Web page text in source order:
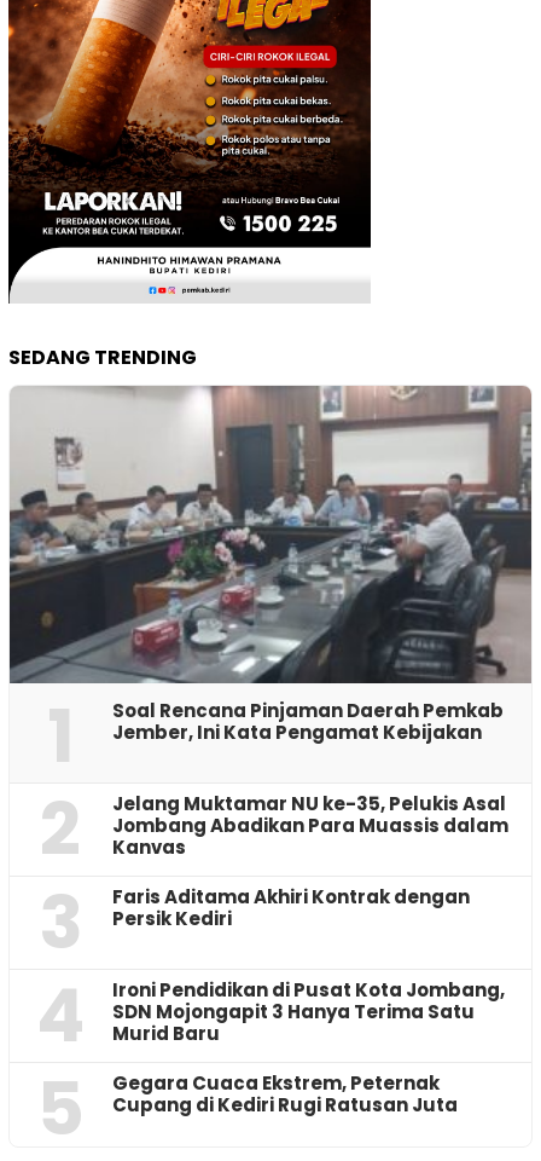
SEDANG TRENDING
1
‎Soal Rencana Pinjaman Daerah Pemkab
Jember, Ini Kata Pengamat Kebijakan ‎
2
Jelang Muktamar NU ke-35, Pelukis Asal
Jombang Abadikan Para Muassis dalam
Kanvas
3
Faris Aditama Akhiri Kontrak dengan
Persik Kediri
4
Ironi Pendidikan di Pusat Kota Jombang,
SDN Mojongapit 3 Hanya Terima Satu
Murid Baru
5
‎Gegara Cuaca Ekstrem, Peternak
Cupang di Kediri Rugi Ratusan Juta